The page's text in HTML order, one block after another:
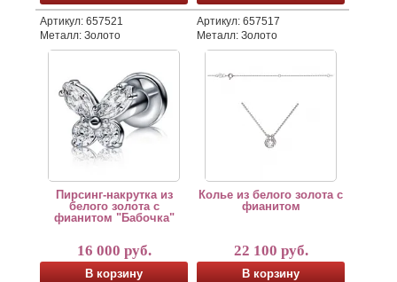
Артикул: 657521
Металл: Золото
Артикул: 657517
Металл: Золото
Пирсинг-накрутка для лабрета изготовлен из
По индивидуальному заказу мы можем изготовить
Лабрет приобретается отдельно.
Пирсинг-накрутка из
белого золота с
фианитом "Бабочка"
16 000 руб.
В корзину
Колье из белого золота с
Колье из белого золота с
фианитом
22 100 руб.
В корзину